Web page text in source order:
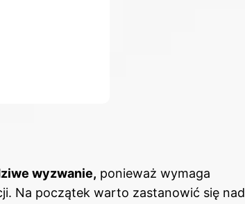
wyzwanie, ponieważ wymaga
Na początek warto zastanowić się nad